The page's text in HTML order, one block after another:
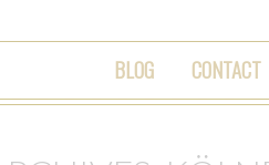
BLOG CONTACT